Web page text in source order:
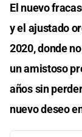
El nuevo
y el ajustado
2020, donde
un amistoso
años sin
nuevo deseo